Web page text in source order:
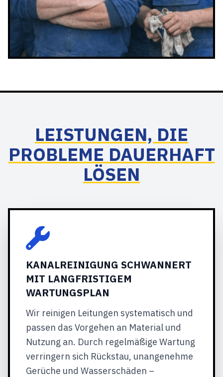
LEISTUNGEN, DIE
PROBLEME DAUERHAFT
LÖSEN
KANALREINIGUNG SCHWANNERT
MIT LANGFRISTIGEM
WARTUNGSPLAN
Wir reinigen Leitungen systematisch und
passen das Vorgehen an Material und
Nutzung an. Durch regelmäßige Wartung
verringern sich Rückstau, unangenehme
Gerüche und Wasserschäden –